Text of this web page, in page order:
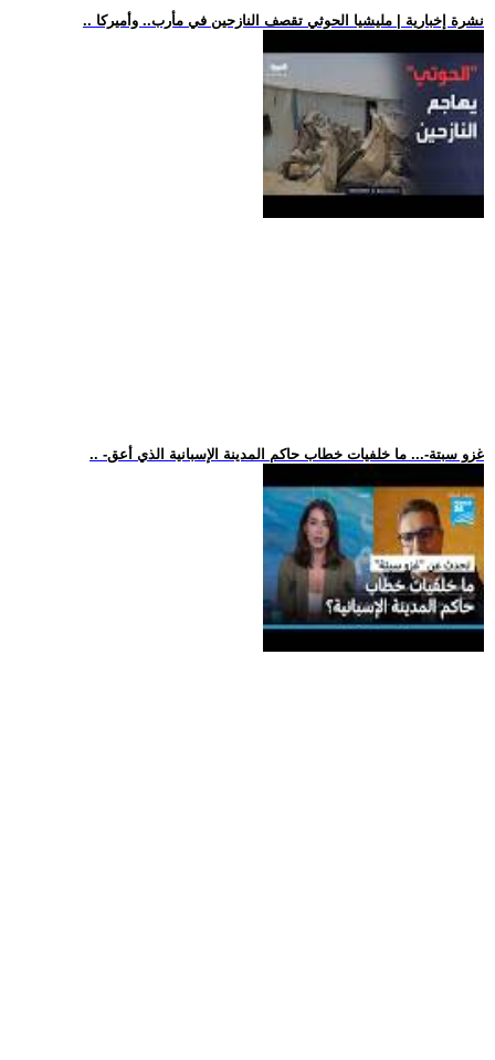
.. نشرة إخبارية | مليشيا الحوثي تقصف النازحين في مأرب.. وأميركا
.. -غزو سبتة-... ما خلفيات خطاب حاكم المدينة الإسبانية الذي أعق